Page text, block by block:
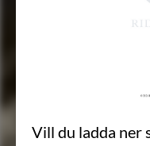
Vill du ladda ner